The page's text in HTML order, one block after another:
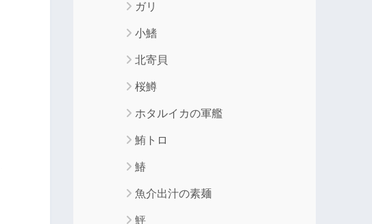
ガリ
小鰭
北寄貝
桜鱒
ホタルイカの軍艦
鮪トロ
鰆
魚介出汁の素麺
鮃